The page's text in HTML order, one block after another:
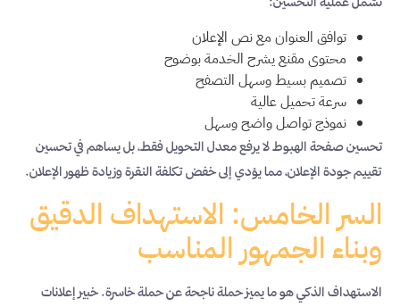
توافق العنوان مع نص الإعلان
محتوى مقنع يشرح الخدمة بوضوح
تصميم بسيط وسهل التصفح
سرعة تحميل عالية
نموذج تواصل واضح وسهل
تحسين صفحة الهبوط لا يرفع معدل التحويل فقط، بل يساهم في تحسين
تقييم جودة الإعلان، مما يؤدي إلى خفض تكلفة النقرة وزيادة ظهور الإعلان.
السر الخامس: الاستهداف الدقيق
وبناء الجمهور المناسب
الاستهداف الذكي هو ما يميز حملة ناجحة عن حملة خاسرة. خبير إعلانات